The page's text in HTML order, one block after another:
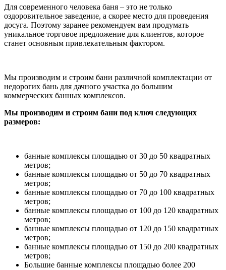
Для современного человека баня – это не только
оздоровительное заведение, а скорее место для проведения
досуга. Поэтому заранее рекомендуем вам продумать
уникальное торговое предложение для клиентов, которое
станет основным привлекательным фактором.
Мы производим и строим бани различной комплектации от
недорогих бань для дачного участка до большим
коммерческих банных комплексов.
Мы производим и строим бани под ключ следующих
размеров:
банные комплексы площадью от 30 до 50 квадратных
метров;
банные комплексы площадью от 50 до 70 квадратных
метров;
банные комплексы площадью от 70 до 100 квадратных
метров;
банные комплексы площадью от 100 до 120 квадратных
метров;
банные комплексы площадью от 120 до 150 квадратных
метров;
банные комплексы площадью от 150 до 200 квадратных
метров;
Большие банные комплексы площадью более 200